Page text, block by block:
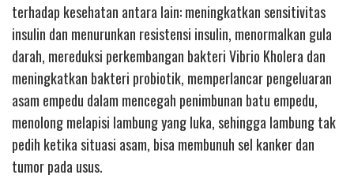
terhadap kesehatan antara lain: meningkatkan sensitivitas
insulin dan menurunkan resistensi insulin, menormalkan gula
darah, mereduksi perkembangan bakteri Vibrio Kholera dan
meningkatkan bakteri probiotik, memperlancar pengeluaran
asam empedu dalam mencegah penimbunan batu empedu,
menolong melapisi lambung yang luka, sehingga lambung tak
pedih ketika situasi asam, bisa membunuh sel kanker dan
tumor pada usus.